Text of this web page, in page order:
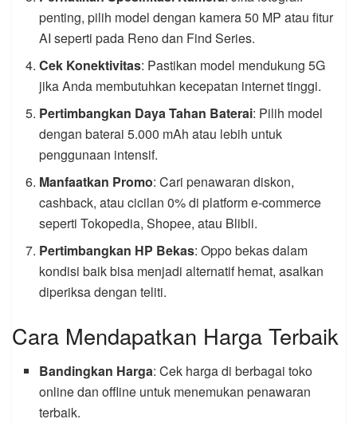
penting, pilih model dengan kamera 50 MP atau fitur
AI seperti pada Reno dan Find Series.
Cek Konektivitas: Pastikan model mendukung 5G
jika Anda membutuhkan kecepatan internet tinggi.
Pertimbangkan Daya Tahan Baterai: Pilih model
dengan baterai 5.000 mAh atau lebih untuk
penggunaan intensif.
Manfaatkan Promo: Cari penawaran diskon,
cashback, atau cicilan 0% di platform e-commerce
seperti Tokopedia, Shopee, atau Blibli.
Pertimbangkan HP Bekas: Oppo bekas dalam
kondisi baik bisa menjadi alternatif hemat, asalkan
diperiksa dengan teliti.
Cara Mendapatkan Harga Terbaik
Bandingkan Harga: Cek harga di berbagai toko
online dan offline untuk menemukan penawaran
terbaik.